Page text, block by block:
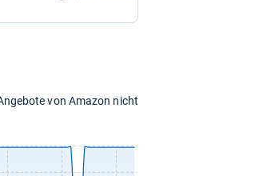
von Amazon nicht